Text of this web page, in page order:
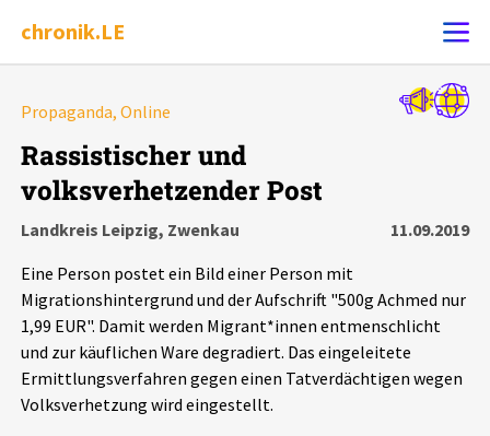
chronik.LE
Chronik
Leipziger Zustände
Schlaglichter
Propaganda, Online
Rassistischer und
volksverhetzender Post
Landkreis Leipzig, Zwenkau
11.09.2019
Eine Person postet ein Bild einer Person mit
Migrationshintergrund und der Aufschrift "500g Achmed nur
1,99 EUR". Damit werden Migrant*innen entmenschlicht
und zur käuflichen Ware degradiert. Das eingeleitete
Ermittlungsverfahren gegen einen Tatverdächtigen wegen
Volksverhetzung wird eingestellt.
Alle Ereignisse
Ereignisse
Ereignisse Statistik